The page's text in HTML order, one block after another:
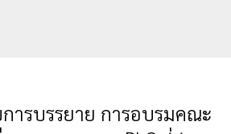
ารบรรยาย การอบรมคณะ